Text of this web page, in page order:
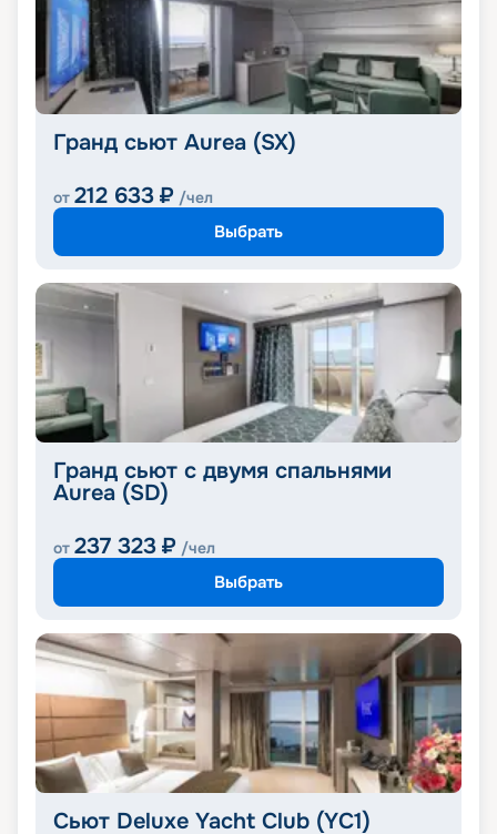
Гранд сьют Aurea (SX)
от 212 633 ₽ /чел
Выбрать
Гранд сьют с двумя спальнями
Aurea (SD)
от 237 323 ₽ /чел
Выбрать
Сьют Deluxe Yacht Club (YC1)